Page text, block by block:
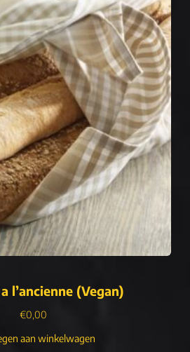
l’ancienne (Vegan)
€0,00
aan winkelwagen